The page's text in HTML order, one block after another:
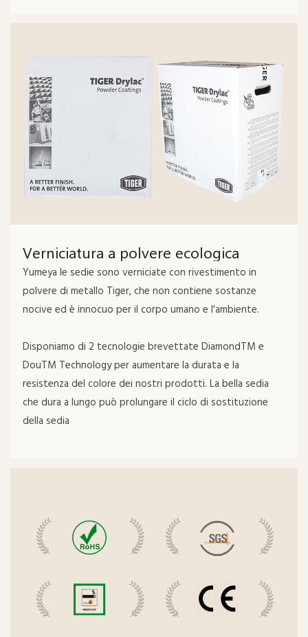
Verniciatura a polvere ecologica
Yumeya le sedie sono verniciate con rivestimento in
polvere di metallo Tiger, che non contiene sostanze
nocive ed è innocuo per il corpo umano e l'ambiente.
Disponiamo di 2 tecnologie brevettate DiamondTM e
DouTM Technology per aumentare la durata e la
resistenza del colore dei nostri prodotti. La bella sedia
che dura a lungo può prolungare il ciclo di sostituzione
della sedia